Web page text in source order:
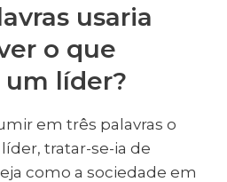
usaria
o que
líder?
em três palavras o
tratar-se-ia de
como a sociedade em